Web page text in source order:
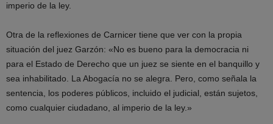
imperio de la ley.
Otra de la reflexiones de Carnicer tiene que ver con la propia
situación del juez Garzón: «No es bueno para la democracia ni
para el Estado de Derecho que un juez se siente en el banquillo y
sea inhabilitado. La Abogacía no se alegra. Pero, como señala la
sentencia, los poderes públicos, incluido el judicial, están sujetos,
como cualquier ciudadano, al imperio de la ley.»